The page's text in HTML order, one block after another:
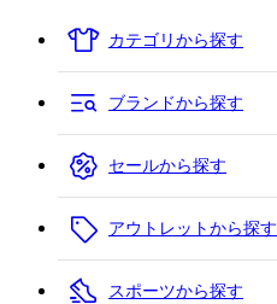
カテゴリから探す
ブランドから探す
セールから探す
アウトレットから探す
スポーツから探す